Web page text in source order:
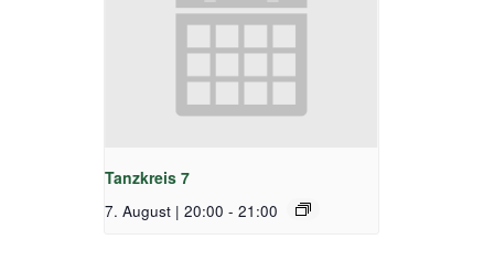
Tanzkreis 7
7. August | 20:00 - 21:00